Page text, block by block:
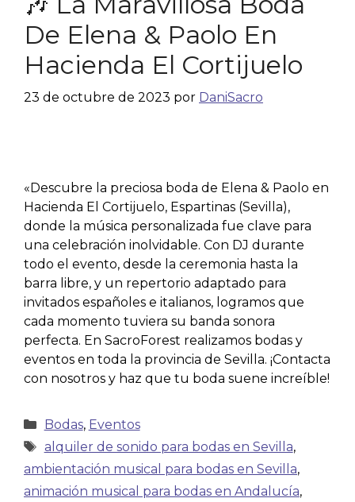
De Elena & Paolo En
Hacienda El Cortijuelo
23 de octubre de 2023 por DaniSacro
«Descubre la preciosa boda de Elena & Paolo en
Hacienda El Cortijuelo, Espartinas (Sevilla),
donde la música personalizada fue clave para
una celebración inolvidable. Con DJ durante
todo el evento, desde la ceremonia hasta la
barra libre, y un repertorio adaptado para
invitados españoles e italianos, logramos que
cada momento tuviera su banda sonora
perfecta. En SacroForest realizamos bodas y
eventos en toda la provincia de Sevilla. ¡Contacta
con nosotros y haz que tu boda suene increíble!
Bodas, Eventos
alquiler de sonido para bodas en Sevilla,
ambientación musical para bodas en Sevilla,
animación musical para bodas en Andalucía,